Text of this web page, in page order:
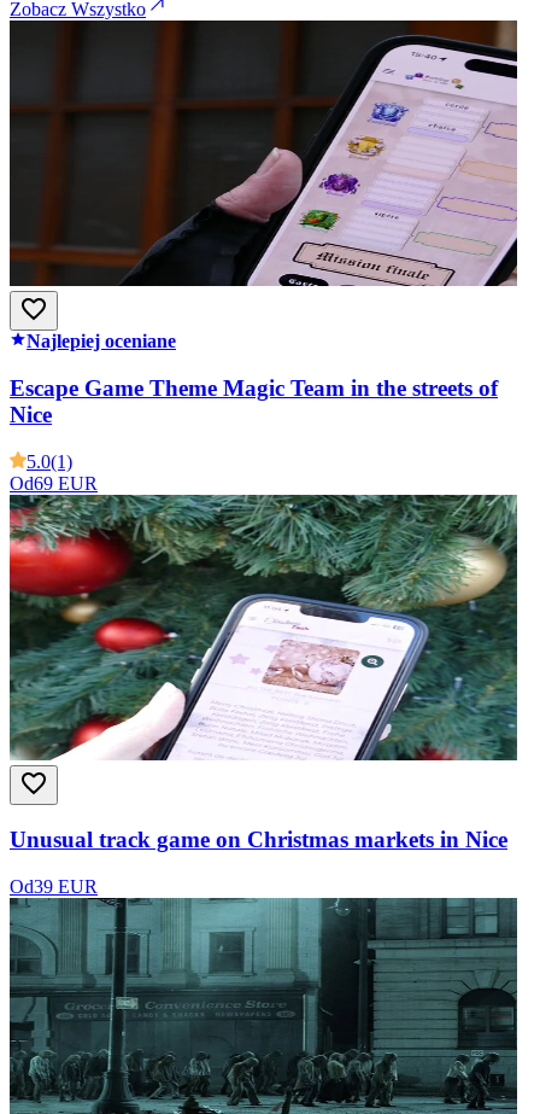
Zobacz Wszystko
Najlepiej oceniane
Escape Game Theme Magic Team in the streets of
Nice
5.0(1)
Od69 EUR
Unusual track game on Christmas markets in Nice
Od39 EUR